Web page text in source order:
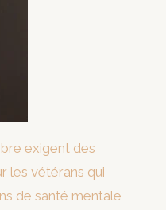
exigent des
les vétérans qui
de santé mentale